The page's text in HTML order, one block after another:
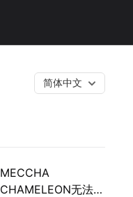
简体中文
MECCHA
CHAMELEON无法联